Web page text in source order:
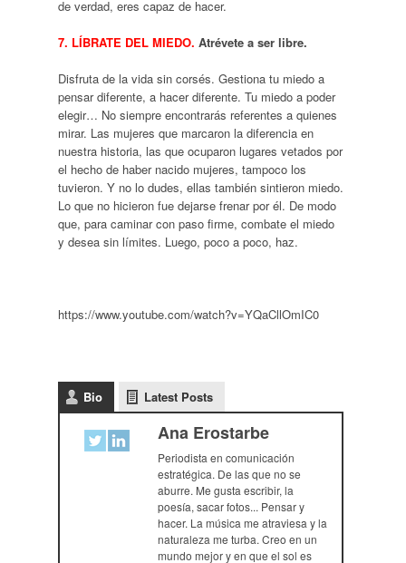
de verdad, eres capaz de hacer.
7. LÍBRATE DEL MIEDO. Atrévete a ser libre.
Disfruta de la vida sin corsés. Gestiona tu miedo a
pensar diferente, a hacer diferente. Tu miedo a poder
elegir… No siempre encontrarás referentes a quienes
mirar. Las mujeres que marcaron la diferencia en
nuestra historia, las que ocuparon lugares vetados por
el hecho de haber nacido mujeres, tampoco los
tuvieron. Y no lo dudes, ellas también sintieron miedo.
Lo que no hicieron fue dejarse frenar por él. De modo
que, para caminar con paso firme, combate el miedo
y desea sin límites. Luego, poco a poco, haz.
https://www.youtube.com/watch?v=YQaCllOmIC0
Bio Latest Posts
Ana Erostarbe
Periodista en comunicación
estratégica. De las que no se
aburre. Me gusta escribir, la
poesía, sacar fotos... Pensar y
hacer. La música me atraviesa y la
naturaleza me turba. Creo en un
mundo mejor y en que el sol es